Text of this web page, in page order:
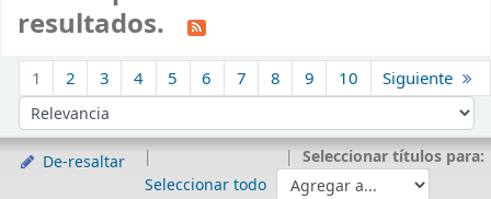
resultados.
1 2 3 4 5 6 7 8 9 10 Siguiente
Ordenar por:
De-resaltar
Seleccionar todo
Seleccionar títulos para: